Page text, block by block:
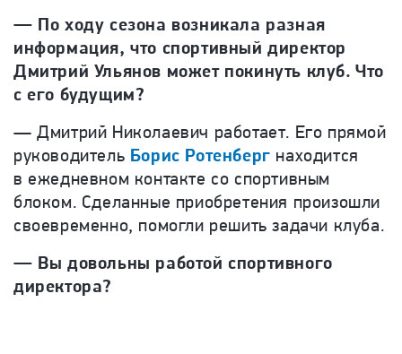
— По ходу сезона возникала разная
информация, что спортивный директор
Дмитрий Ульянов может покинуть клуб. Что
с его будущим?
— Дмитрий Николаевич работает. Его прямой
руководитель Борис Ротенберг находится
в ежедневном контакте со спортивным
блоком. Сделанные приобретения произошли
своевременно, помогли решить задачи клуба.
— Вы довольны работой спортивного
директора?